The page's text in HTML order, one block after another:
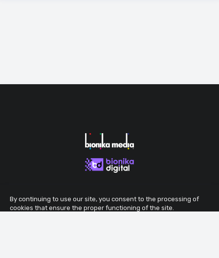
By continuing to use our site, you consent to the processing of
cookies that ensure the proper functioning of the site.